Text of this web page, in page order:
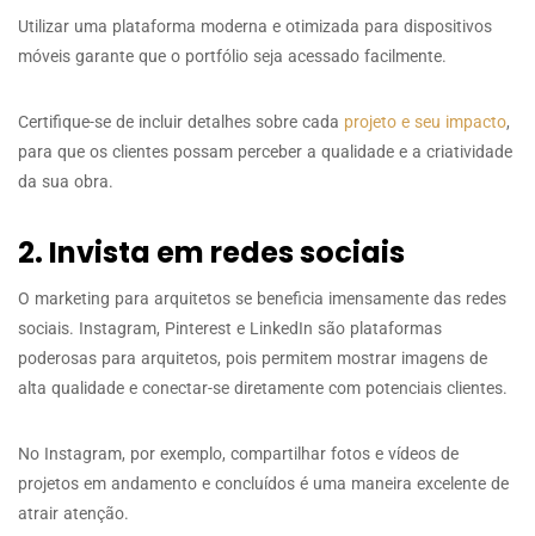
Utilizar uma plataforma moderna e otimizada para dispositivos
móveis garante que o portfólio seja acessado facilmente.
Certifique-se de incluir detalhes sobre cada projeto e seu impacto,
para que os clientes possam perceber a qualidade e a criatividade
da sua obra.
2. Invista em redes sociais
O marketing para arquitetos se beneficia imensamente das redes
sociais. Instagram, Pinterest e LinkedIn são plataformas
poderosas para arquitetos, pois permitem mostrar imagens de
alta qualidade e conectar-se diretamente com potenciais clientes.
No Instagram, por exemplo, compartilhar fotos e vídeos de
projetos em andamento e concluídos é uma maneira excelente de
atrair atenção.